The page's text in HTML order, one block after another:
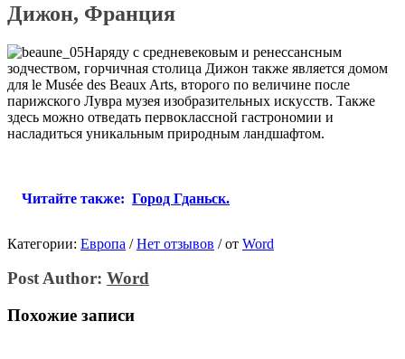
Дижон, Франция
Наряду c средневековым и ренессансным
зодчеством, горчичная столица Дижон также является домом
для le Musée des Beaux Arts, второго по величине после
парижского Лувра музея изобразительных искусств. Также
здесь можно отведать первоклассной гастрономии и
насладиться уникальным природным ландшафтом.
Читайте также: Город Гданьск.
Категории: Европа / Нет отзывов /от Word
Post Author: Word
Похожие записи